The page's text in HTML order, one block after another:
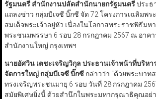
รัฐมนตรี สำนักงานปลัดสำนักนายกรัฐมนตรีประธ
แถลงข่าว กลุ่มบีเจซี บิ๊กซี จัด 72 โครงการเฉลิมพร
สมเด็จพระเจ้าอยู่หัว เนื่องในโอกาสพระราชพิธีมห
พระชนมพรรษา 6 รอบ 28 กรกฎาคม 2567 ณ อาค
สำนักงานใหญ่ กรุงเทพฯ
นายอัศวิน เตชะเจริญวิกุล ประธานเจ้าหน้าที่บริหา
จัดการใหญ่ กลุ่มบีเจซี บิ๊กซีกล่าวว่า “ด้วยพระบาท
ทรงเจริญพระชนมายุ 6 รอบ วันที่ 28 กรกฎาคม
สมัยพิเศษยิ่งนี้ ด้วยสำนึกในพระมหากรุณาธิคุณอย่